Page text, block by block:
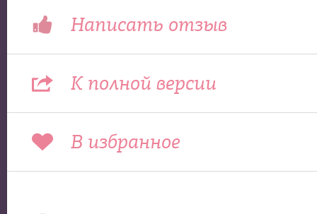
Написать отзыв
К полной версии
В избранное